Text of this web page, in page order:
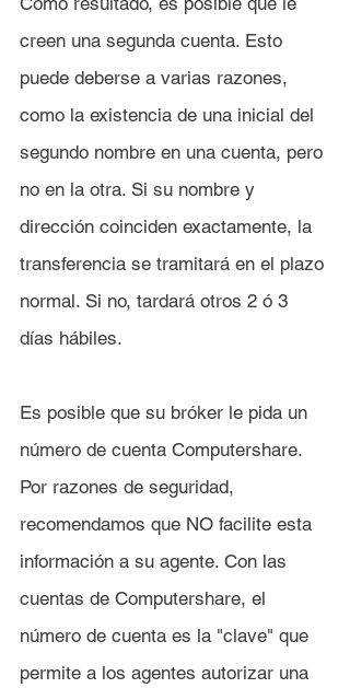
creen una segunda cuenta. Esto
puede deberse a varias razones,
como la existencia de una inicial del
segundo nombre en una cuenta, pero
no en la otra. Si su nombre y
dirección coinciden exactamente, la
transferencia se tramitará en el plazo
normal. Si no, tardará otros 2 ó 3
días hábiles.
Es posible que su bróker le pida un
número de cuenta Computershare.
Por razones de seguridad,
recomendamos que NO facilite esta
información a su agente. Con las
cuentas de Computershare, el
número de cuenta es la "clave" que
permite a los agentes autorizar una